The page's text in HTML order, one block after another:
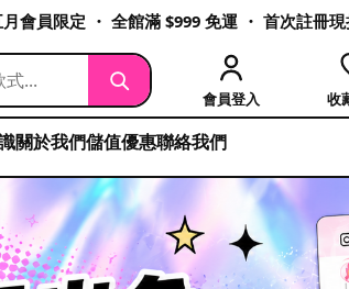
會員限定 ・ 全館滿 $999 免運 ・ 首次註冊
會員登入 收
關於我們儲值優惠聯絡我們